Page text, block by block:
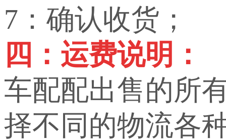
7：确认收货；
四：运费说明：
车配配出售的所
择不同的物流各